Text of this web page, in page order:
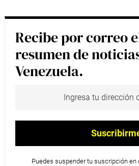
Recibe por correo
resumen de
Venezuela.
Puedes suspender tu suscripción